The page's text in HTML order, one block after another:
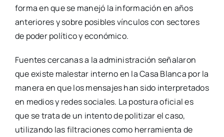
forma en que se manejó la información en años
anteriores y sobre posibles vínculos con sectores
de poder político y económico.
Fuentes cercanas a la administración señalaron
que existe malestar interno en la Casa Blanca por la
manera en que los mensajes han sido interpretados
en medios y redes sociales. La postura oficial es
que se trata de un intento de politizar el caso,
utilizando las filtraciones como herramienta de